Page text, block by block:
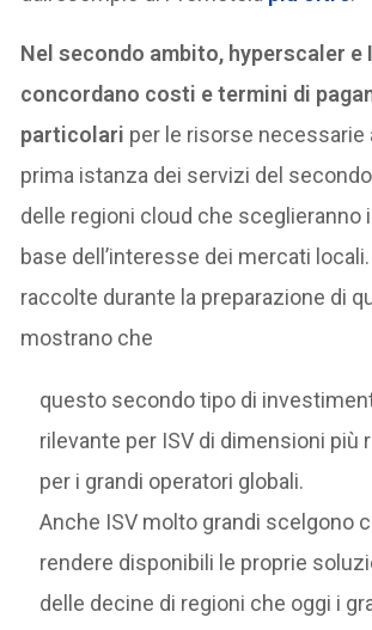
Nel secondo ambito, hyperscaler e
concordano costi e termini di
particolari per le risorse necessarie
prima istanza dei servizi del
delle regioni cloud che sceglieranno
base dell’interesse dei mercati
raccolte durante la preparazione di
mostrano che
questo secondo tipo di
rilevante per ISV di dimensioni più
per i grandi operatori globali.
Anche ISV molto grandi scelgono
rendere disponibili le proprie
delle decine di regioni che oggi i